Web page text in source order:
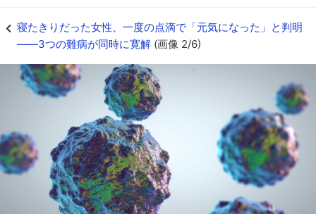
寝たきりだった女性、一度の点滴で「元気になった」と判明
――3つの難病が同時に寛解 (画像 2/6)